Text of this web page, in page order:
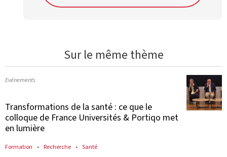
Sur le même thème
Evénements
Transformations de la santé : ce que le
colloque de France Universités & Portiqo met
en lumière
Formation Recherche Santé